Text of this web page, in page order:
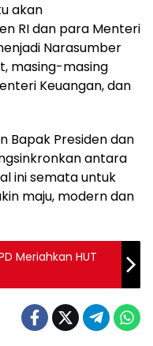
akan
RI dan para Menteri
Narasumber
masing-masing
Keuangan, dan
Bapak Presiden dan
antara
ini semata untuk
maju, modern dan
Meriahkan HUT